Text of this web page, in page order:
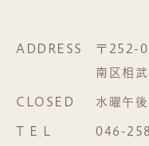
ADDRESS
〒252-
南区相
CLOSED 水曜午
T E L 046-